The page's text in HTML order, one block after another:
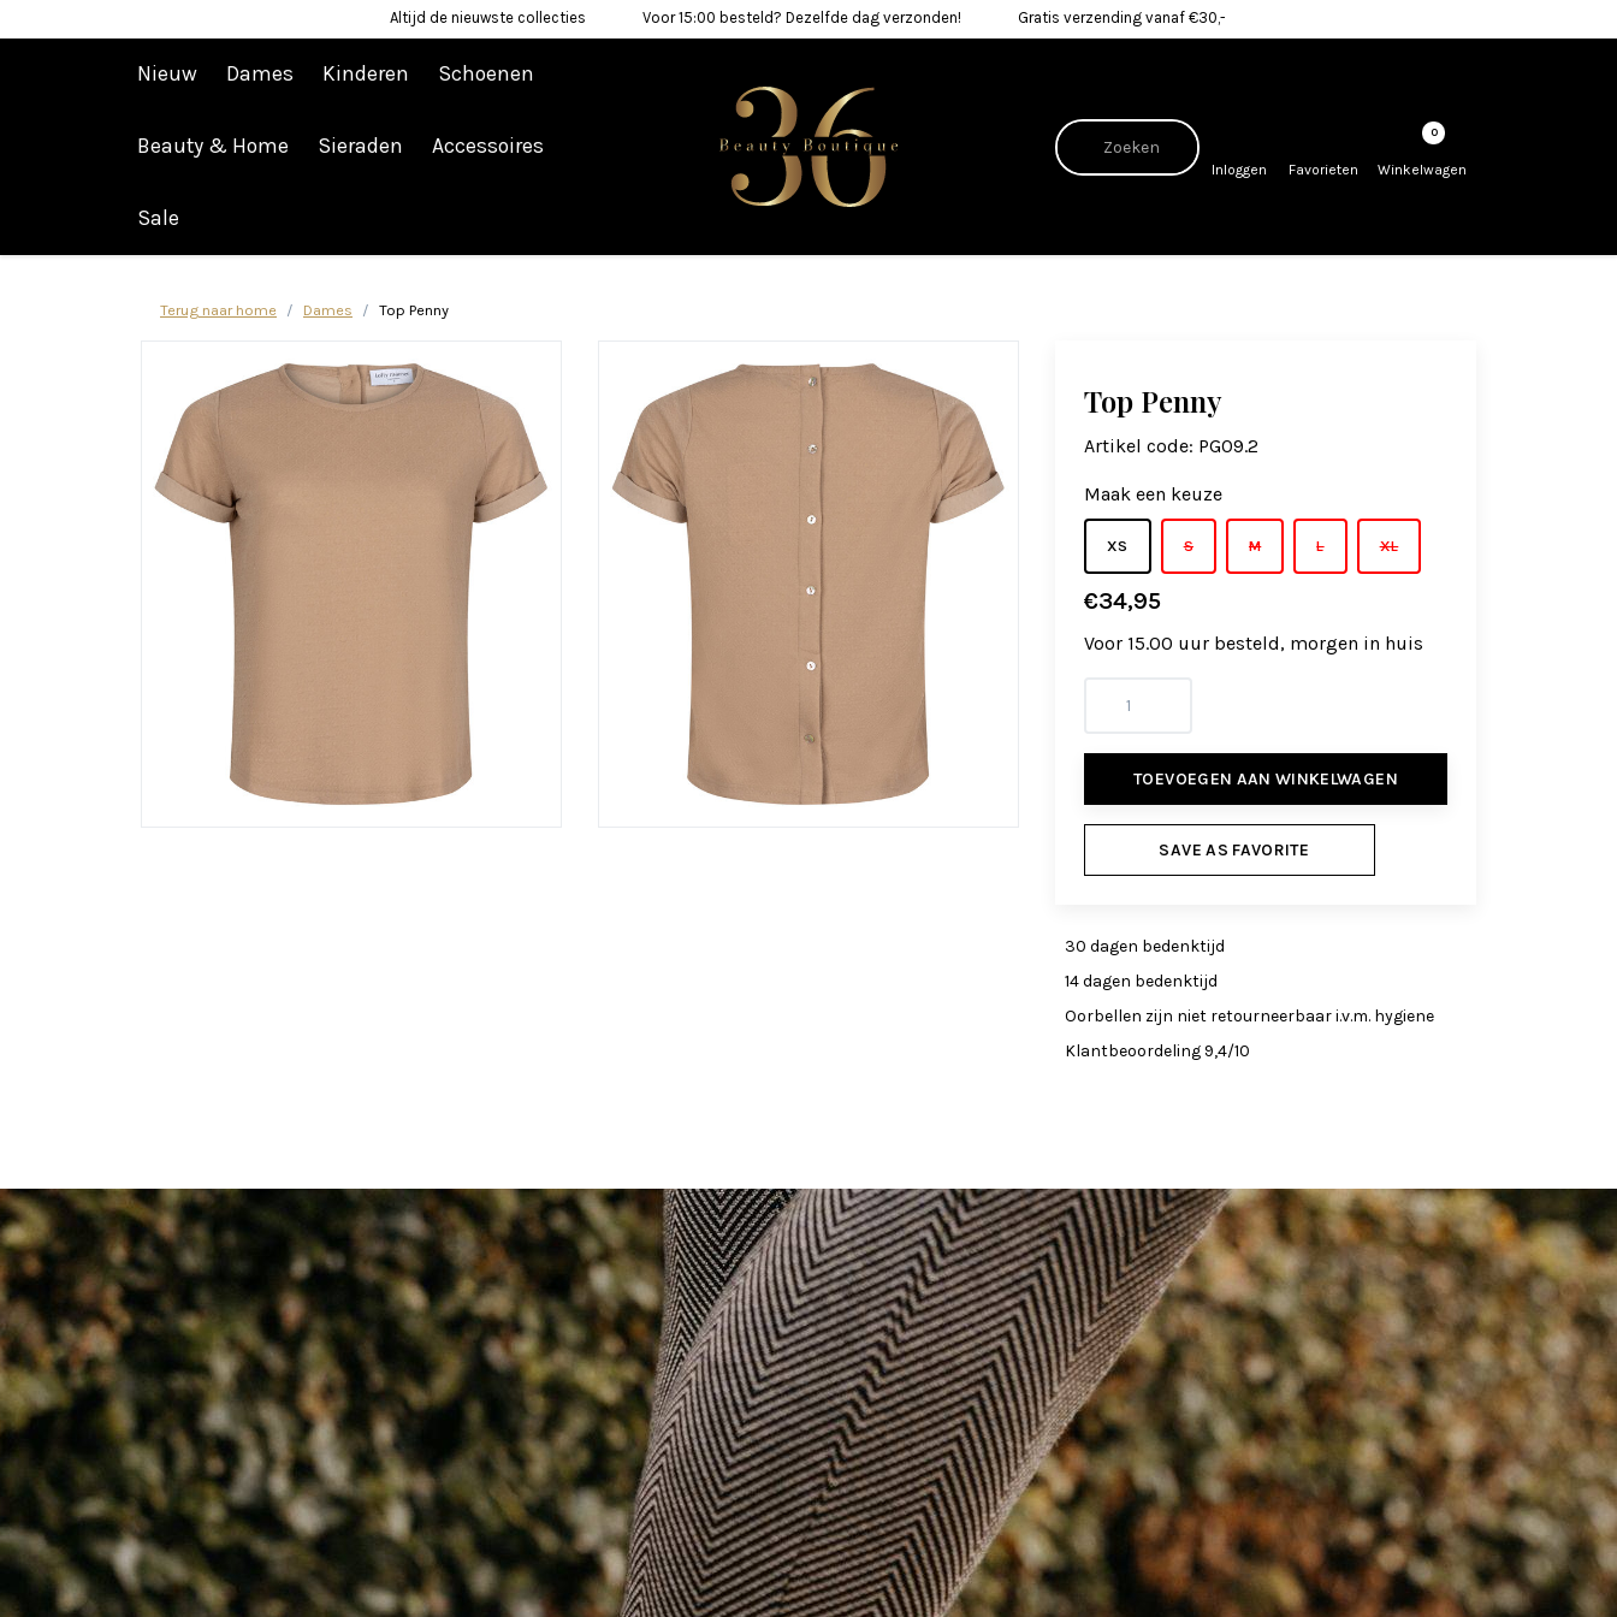
Altijd de nieuwste collecties Voor 15:00 besteld? Dezelfde dag verzonden! Gratis verzending vanaf €30,-
Nieuw Dames Kinderen Schoenen
Beauty & Home Sieraden Accessoires
Sale
Inloggen Favorieten
0
Winkelwagen
Afrekenen is uitgeschakeld.
Terug naar home Dames Top Penny
Top Penny
Artikel code: PG09.2
Maak een keuze
XS S M L XL
€34,95
Voor 15.00 uur besteld, morgen in huis
TOEVOEGEN AAN WINKELWAGEN
SAVE AS FAVORITE
30 dagen bedenktijd
14 dagen bedenktijd
Oorbellen zijn niet retourneerbaar i.v.m. hygiene
Klantbeoordeling 9,4/10